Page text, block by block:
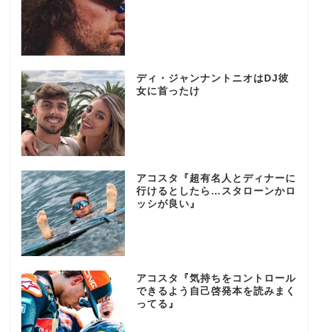
ディ・ジャンナントニオはDJ彼
女に首ったけ
アコスタ『超有名人とディナーに
行けるとしたら…スタローンかロ
ッシが良い』
アコスタ『気持ちをコントロール
できるよう自己啓発本を読みまく
ってる』